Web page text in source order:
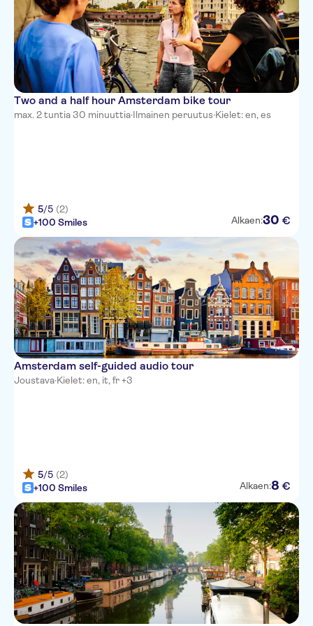
Two and a half hour Amsterdam bike tour
max. 2 tuntia 30 minuuttia·Ilmainen peruutus·Kielet: en, es
5/5 (2)
+100 Smiles
Alkaen:30 €
Amsterdam self-guided audio tour
Joustava·Kielet: en, it, fr +3
5/5 (2)
+100 Smiles
Alkaen:8 €